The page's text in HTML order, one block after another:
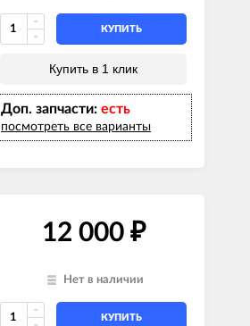
КУПИТЬ
Купить в 1 клик
Доп. запчасти: есть
посмотреть все варианты
12 000 ₽
Нет в наличии
КУПИТЬ